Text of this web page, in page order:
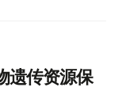
遗传资源保